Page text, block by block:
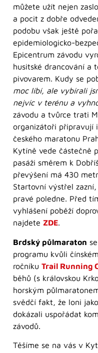
můžete užít nejen
a pocit z dobře
podobu však ještě
epidemiologicko-
Epicentrum závodu
husitské drancování a
pivovarem. Kudy se
moc líbí, ale vybírali
nejvíc v terénu a
závodu a tvůrce trati
organizátoři připravují
českého maratonu
Kytíně vede částečně
pasáži směrem k
převýšení má 430
Startovní výstřel
pravé poledne. Před
vyhlášení poběží
najdete ZDE.
Brdský půlmaraton
programu kvůli
ročníku Trail Running
běhů (s královskou
horským
svědčí fakt, že loni
dokázali uspořádat
závodů.
Těšíme se na vás v